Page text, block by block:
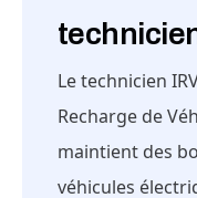
Le technicien
Recharge de
maintient des
véhicules